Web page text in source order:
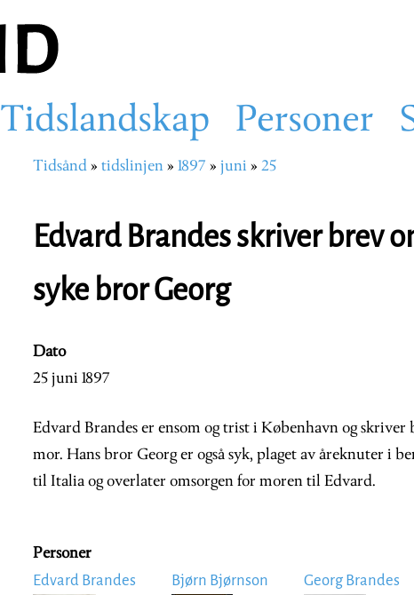
Tidslandskap Personer
Navigasjonssti
Tidsånd tidslinjen 1897 juni 25
Edvard Brandes skriver brev
syke bror Georg
Dato
25 juni 1897
Edvard Brandes er ensom og trist i København og
mor. Hans bror Georg er også syk, plaget av åreknuter i
til Italia og overlater omsorgen for moren til Edvard.
Personer
Edvard Brandes
Bjørn Bjørnson
Georg Brandes